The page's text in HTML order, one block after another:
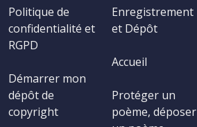
Politique de
confidentialité et
RGPD
Démarrer mon
dépôt de
copyright
Enregistrement
et Dépôt
Accueil
Protéger un
poème, déposer